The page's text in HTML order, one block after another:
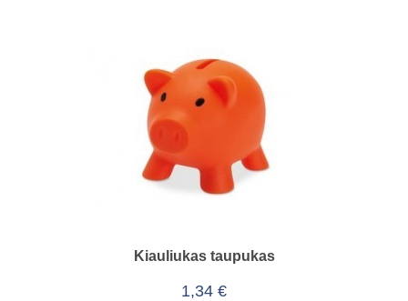
Kiauliukas taupukas
1,34 €